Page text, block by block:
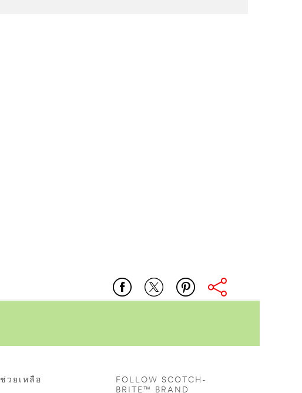
ช่วยเหลือ
FOLLOW SCOTCH-
BRITE™ BRAND